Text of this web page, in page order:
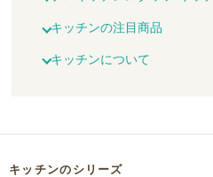
キッチンの注目商品
キッチンについて
キッチンのシリーズ